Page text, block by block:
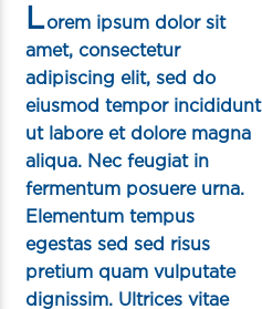
Lorem ipsum dolor sit
amet, consectetur
adipiscing elit, sed do
eiusmod tempor incididunt
ut labore et dolore magna
aliqua. Nec feugiat in
fermentum posuere urna.
Elementum tempus
egestas sed sed risus
pretium quam vulputate
dignissim. Ultrices vitae